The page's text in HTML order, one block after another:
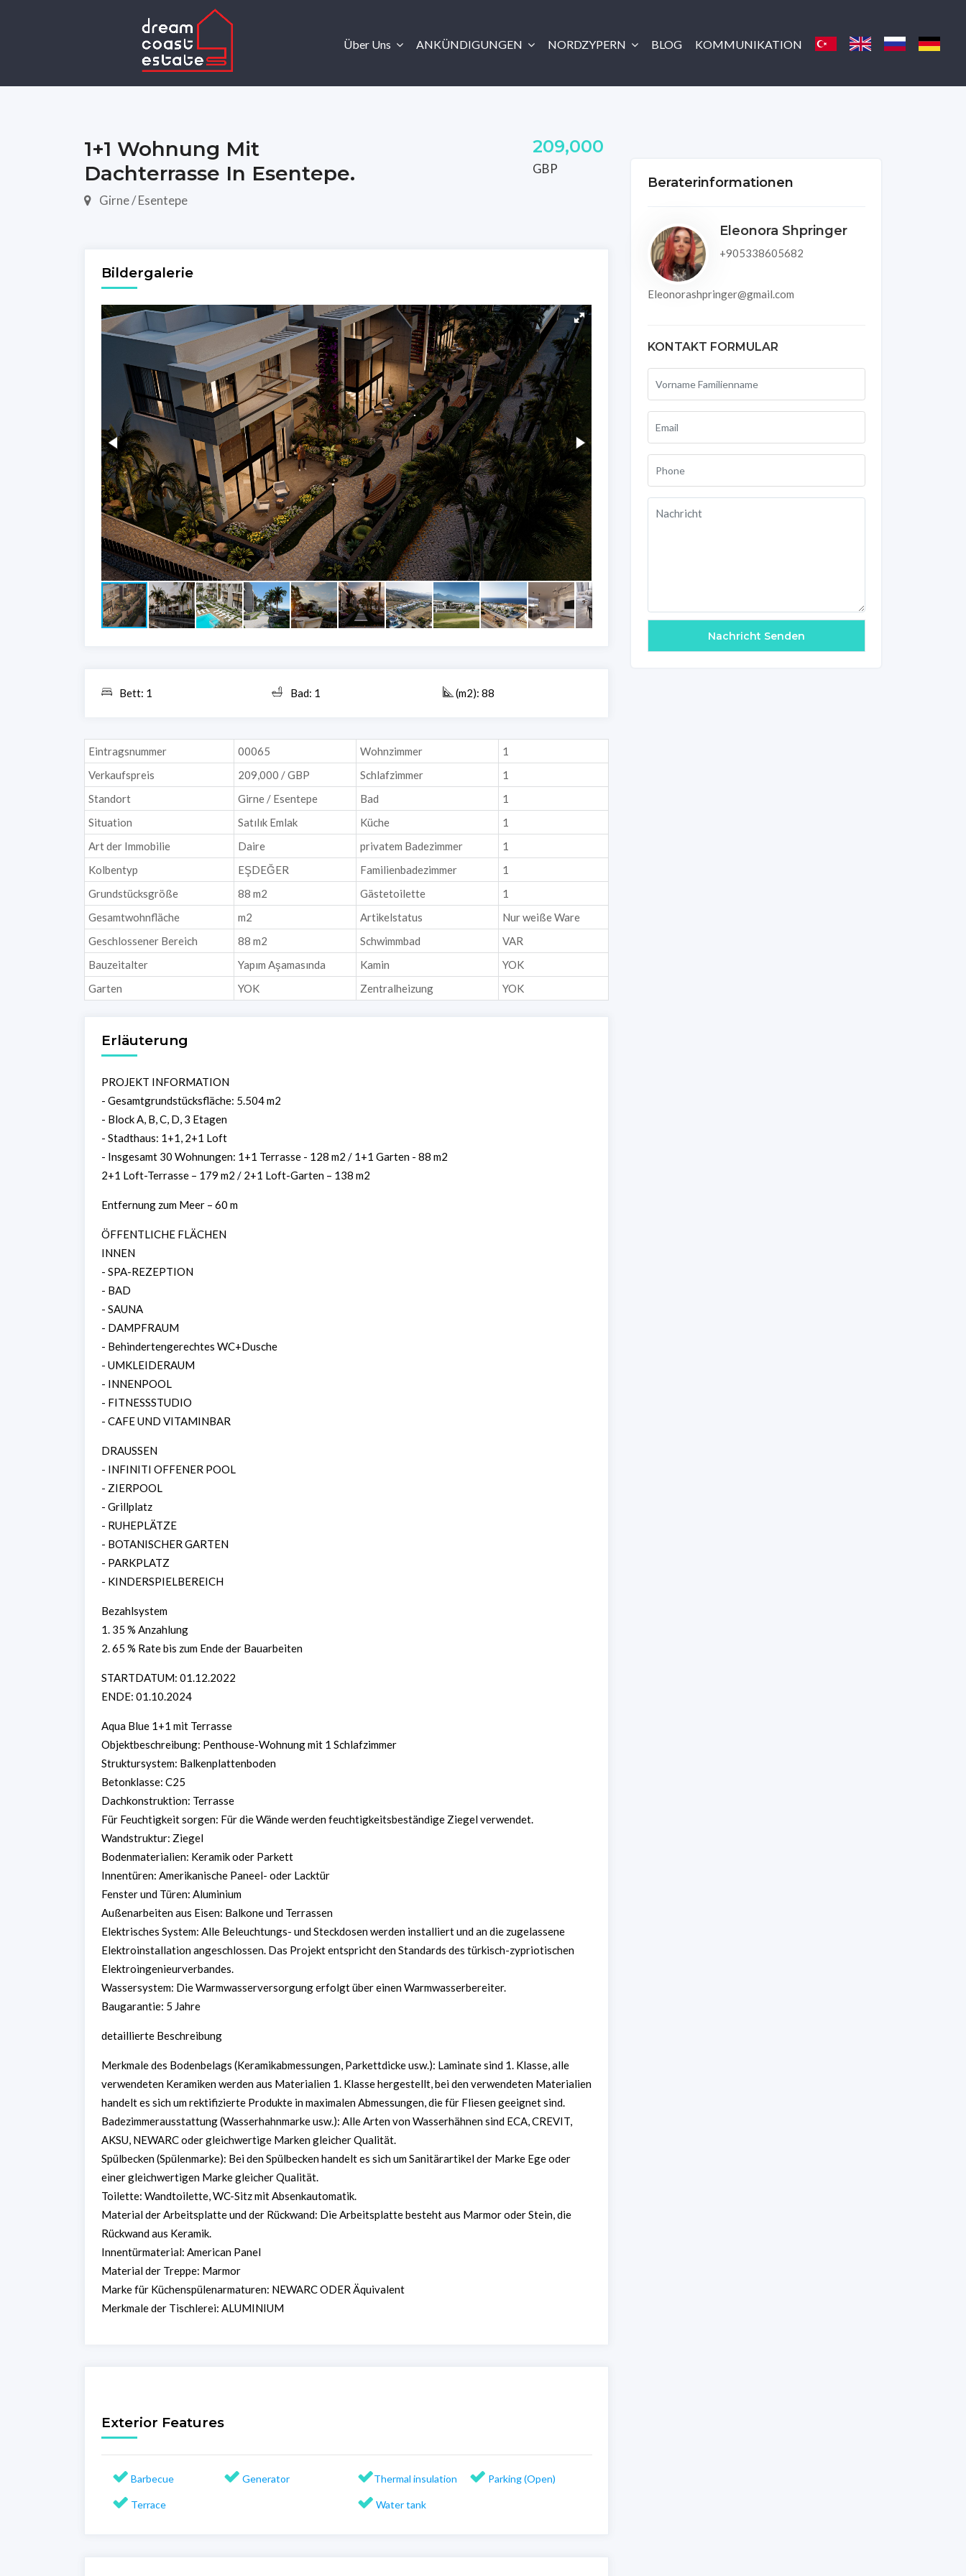
Über Uns ANKÜNDIGUNGEN NORDZYPERN BLOG KOMMUNIKATION
1+1 Wohnung Mit
Dachterrasse In Esentepe.
Girne / Esentepe
209,000
GBP
Bildergalerie
Bett: 1 Bad: 1 (m2): 88
Eintragsnummer 00065 Wohnzimmer
1
Verkaufspreis
209,000 / GBP Schlafzimmer
1
Standort
Girne / Esentepe Bad
1
Situation
Satılık Emlak Küche
1
Art der Immobilie
Daire privatem Badezimmer
1
Kolbentyp
EŞDEĞER Familienbadezimmer
1
Grundstücksgröße
88 m2 Gästetoilette
1
Gesamtwohnfläche
m2 Artikelstatus
Nur weiße Ware
Geschlossener Bereich
88 m2 Schwimmbad
VAR
Bauzeitalter
Yapım Aşamasında Kamin
YOK
Garten
YOK Zentralheizung YOK
Erläuterung
PROJEKT INFORMATION
- Gesamtgrundstücksfläche: 5.504 m2
- Block A, B, C, D, 3 Etagen
- Stadthaus: 1+1, 2+1 Loft
- Insgesamt 30 Wohnungen: 1+1 Terrasse - 128 m2 / 1+1 Garten - 88 m2
2+1 Loft-Terrasse – 179 m2 / 2+1 Loft-Garten – 138 m2
Entfernung zum Meer – 60 m
ÖFFENTLICHE FLÄCHEN
INNEN
- SPA-REZEPTION
- BAD
- SAUNA
- DAMPFRAUM
- Behindertengerechtes WC+Dusche
- UMKLEIDERAUM
- INNENPOOL
- FITNESSSTUDIO
- CAFE UND VITAMINBAR
DRAUSSEN
- INFINITI OFFENER POOL
- ZIERPOOL
- Grillplatz
- RUHEPLÄTZE
- BOTANISCHER GARTEN
- PARKPLATZ
- KINDERSPIELBEREICH
Bezahlsystem
1. 35 % Anzahlung
2. 65 % Rate bis zum Ende der Bauarbeiten
STARTDATUM: 01.12.2022
ENDE: 01.10.2024
Aqua Blue 1+1 mit Terrasse
Objektbeschreibung: Penthouse-Wohnung mit 1 Schlafzimmer
Struktursystem: Balkenplattenboden
Betonklasse: C25
Dachkonstruktion: Terrasse
Für Feuchtigkeit sorgen: Für die Wände werden feuchtigkeitsbeständige Ziegel verwendet.
Wandstruktur: Ziegel
Bodenmaterialien: Keramik oder Parkett
Innentüren: Amerikanische Paneel- oder Lacktür
Fenster und Türen: Aluminium
Außenarbeiten aus Eisen: Balkone und Terrassen
Elektrisches System: Alle Beleuchtungs- und Steckdosen werden installiert und an die zugelassene
Elektroinstallation angeschlossen. Das Projekt entspricht den Standards des türkisch-zypriotischen
Elektroingenieurverbandes.
Wassersystem: Die Warmwasserversorgung erfolgt über einen Warmwasserbereiter.
Baugarantie: 5 Jahre
detaillierte Beschreibung
Merkmale des Bodenbelags (Keramikabmessungen, Parkettdicke usw.): Laminate sind 1. Klasse, alle
verwendeten Keramiken werden aus Materialien 1. Klasse hergestellt, bei den verwendeten Materialien
handelt es sich um rektifizierte Produkte in maximalen Abmessungen, die für Fliesen geeignet sind.
Badezimmerausstattung (Wasserhahnmarke usw.): Alle Arten von Wasserhähnen sind ECA, CREVIT,
AKSU, NEWARC oder gleichwertige Marken gleicher Qualität.
Spülbecken (Spülenmarke): Bei den Spülbecken handelt es sich um Sanitärartikel der Marke Ege oder
einer gleichwertigen Marke gleicher Qualität.
Toilette: Wandtoilette, WC-Sitz mit Absenkautomatik.
Material der Arbeitsplatte und der Rückwand: Die Arbeitsplatte besteht aus Marmor oder Stein, die
Rückwand aus Keramik.
Innentürmaterial: American Panel
Material der Treppe: Marmor
Marke für Küchenspülenarmaturen: NEWARC ODER Äquivalent
Merkmale der Tischlerei: ALUMINIUM
Exterior Features
Barbecue Generator
Terrace
Thermal insulation Parking (Open)
Water tank
Beraterinformationen
Eleonora Shpringer
+905338605682
Eleonorashpringer@gmail.com
KONTAKT FORMULAR